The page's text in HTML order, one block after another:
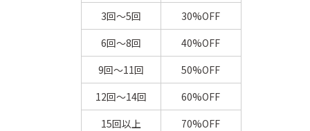
3回〜5回
30%OFF
6回〜8回
40%OFF
9回〜11回
50%OFF
12回〜14回
60%OFF
15回以上
70%OFF